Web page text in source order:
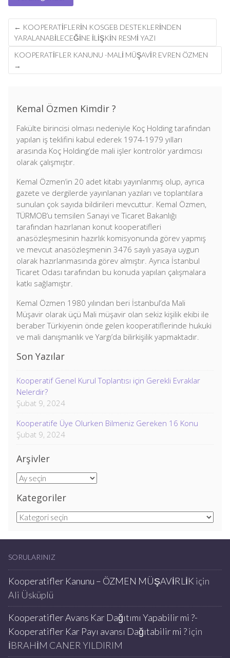
Post
navigation
← KOOPERATIFLERIN KOSGEB DESTEKLERINDEN
YARALANABILECEĞINE İLIŞKIN RESMI YAZI
KOOPERATİFLER KANUNU -MALİ MÜŞAVİR EVREN ÖZMEN
→
Kemal Özmen Kimdir ?
Fakülte birincisi olması nedeniyle Koç Holding tarafından
yapılan iş teklifini kabul ederek 1974-1979 yılları
arasında Koç Holding’de mali işler kontrolör yardımcısı
olarak çalışmıştır.
Kemal Özmen’in 20 adet kitabı yayınlanmış olup, ayrıca
gazete ve dergilerde yayınlanan yazıları ve toplantılara
sunulan çok sayıda bildirileri mevcuttur. Kemal Özmen,
TÜRMOB’u temsilen Sanayi ve Ticaret Bakanlığı
tarafından hazırlanan konut kooperatifleri
anasözleşmesinin hazırlık komisyonunda görev yapmış
ve mevcut anasözleşmenin 3476 sayılı yasaya uygun
olarak hazırlanmasında görev almıştır. Ayrıca İstanbul
Ticaret Odası tarafından bu konuda yapılan çalışmalara
katkı sağlamıştır.
Kemal Özmen 1980 yılından beri İstanbul’da Mali
Müşavir olarak üçü Mali müşavir olan sekiz kişilik ekibi ile
beraber Türkiyenin önde gelen kooperatiflerinde hukuki
ve mali danışmanlık ve Yargı’da bilirkişilik yapmaktadır.
Son Yazılar
Kooperatif Genel Kurul Toplantısı için Gerekli Evraklar
Nelerdir?
Şubat 9, 2024
Kooperatife Üye Olurken Bilmeniz Gereken 16 Konu
Şubat 9, 2024
Arşivler
Arşivler
Kategoriler
Kategoriler
SORULARINIZ
Kooperatifler Kanunu – ÖZMEN MÜŞAVİRLİK için
Ali Üsküplü
Kooperatifler Avans Kar Dağıtımı Yapabilir mi ?-
Kooperatifler Kar Payı avansı Dağıtabilir mi ?için
İBRAHİM CANER YILDIRIM